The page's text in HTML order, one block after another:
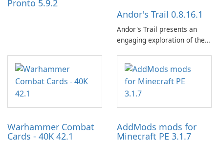
Pronto 5.9.2
Andor's Trail 0.8.16.1
Andor's Trail presents an
engaging exploration of the
centered around the pursuit
of your brother, Andor,
through a quest-driven
narrative inspired by classic
Warhammer Combat
Cards - 40K 42.1
AddMods mods for
Minecraft PE 3.1.7